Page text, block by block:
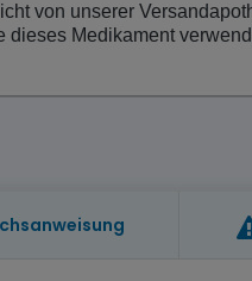
von unserer
Medikament